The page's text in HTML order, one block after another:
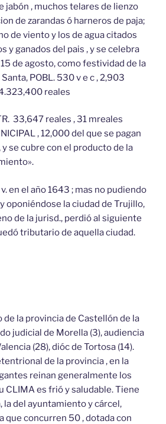
jabón , muchos telares de lienzo
de zarandas ó harneros de paja;
de viento y los de agua citados
y ganados del pais , y se celebra
de agosto, como festividad de la
POBL. 530 v e c , 2,903
reales
33,647 reales , 31 mreales
, 12,000 del que se pagan
se cubre con el producto de la
en el año 1643 ; mas no pudiendo
oponiéndose la ciudad de Trujillo,
de la jurisd., perdió al siguiente
tributario de aquella ciudad.
de la provincia de Castellón de la
judicial de Morella (3), audiencia
(28), dióc de Tortosa (14).
de la provincia , en la
reinan generalmente los
CLIMA es frió y saludable. Tiene
la del ayuntamiento y cárcel,
que concurren 50 , dotada con